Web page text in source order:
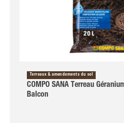
Terreaux & amendements du sol
COMPO SANA Terreau
Balcon